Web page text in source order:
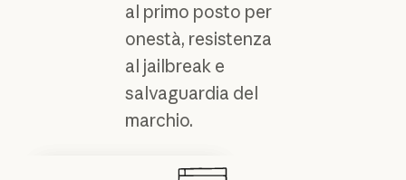
al primo posto per
onestà, resistenza
al jailbreak e
salvaguardia del
marchio.